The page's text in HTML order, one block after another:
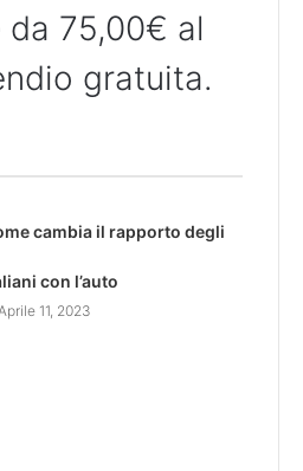
75,00€ al
gratuita.
cambia il rapporto degli
con l’auto
Aprile 11, 2023